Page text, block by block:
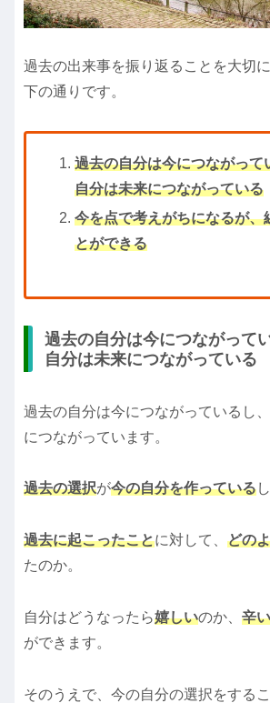
過去の出来事を振り返ることを大切
下の通りです。
過去の自分は今につながって
自分は未来につながっている
今を点で考えがちになるが、
とができる
過去の自分は今につながって
自分は未来につながっている
過去の自分は今につながっているし
につながっています。
過去の選択が今の自分を作っている
過去に起こったことに対して、 どの
たのか。
自分はどうなったら嬉しいのか、 辛い
ができます。
そのうえで、今の自分の選択をする